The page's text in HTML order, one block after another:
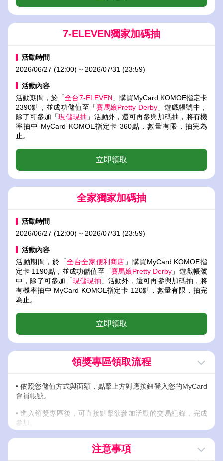
7-ELEVEN獨家加碼抽
活動時間
2026/06/27 (12:00) ~ 2026/07/31 (23:59)
活動內容
活動期間，於「全台7-ELEVEN 」購買MyCard KOMOE指定卡
2390點，並成功儲值至「賽馬娘Pretty Derby」遊戲帳號中，
除了可參加「現儲現抽 」活動外，還可再參與加碼抽，將有機
率抽中 MyCard KOMOE指定卡 360點，數量有限，抽完為
止。
立即領取
全家獨家加碼抽
活動時間
2026/06/27 (12:00) ~ 2026/07/31 (23:59)
活動內容
活動期間，於「全台全家便利商店 」購買MyCard KOMOE指
定卡 1190點，並成功儲值至「賽馬娘Pretty Derby 」遊戲帳號
中，除了可參加「現儲現抽 」活動外，還可再參與加碼抽，將
有機率抽中 MyCard KOMOE指定卡 120點，數量有限，抽完
為止。
立即領取
領獎專區領取流程
• 依照您儲值方式與面額，點擊上方對應按鈕登入您的MyCard
會員帳號。
• 進入領獎專區後，可直接點擊欲參加活動的交易紀錄，完成
參加。
• 若未有符合之儲值紀錄，請稍後或點擊更新；非儲值進
MyCard會員之交易，又未輸入會員專屬碼歸戶交易紀錄者，
注意事項